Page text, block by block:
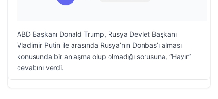
ABD Başkanı Donald Trump, Rusya Devlet Başkanı
Vladimir Putin ile arasında Rusya’nın Donbas’ı alması
konusunda bir anlaşma olup olmadığı sorusuna, “Hayır”
cevabını verdi.